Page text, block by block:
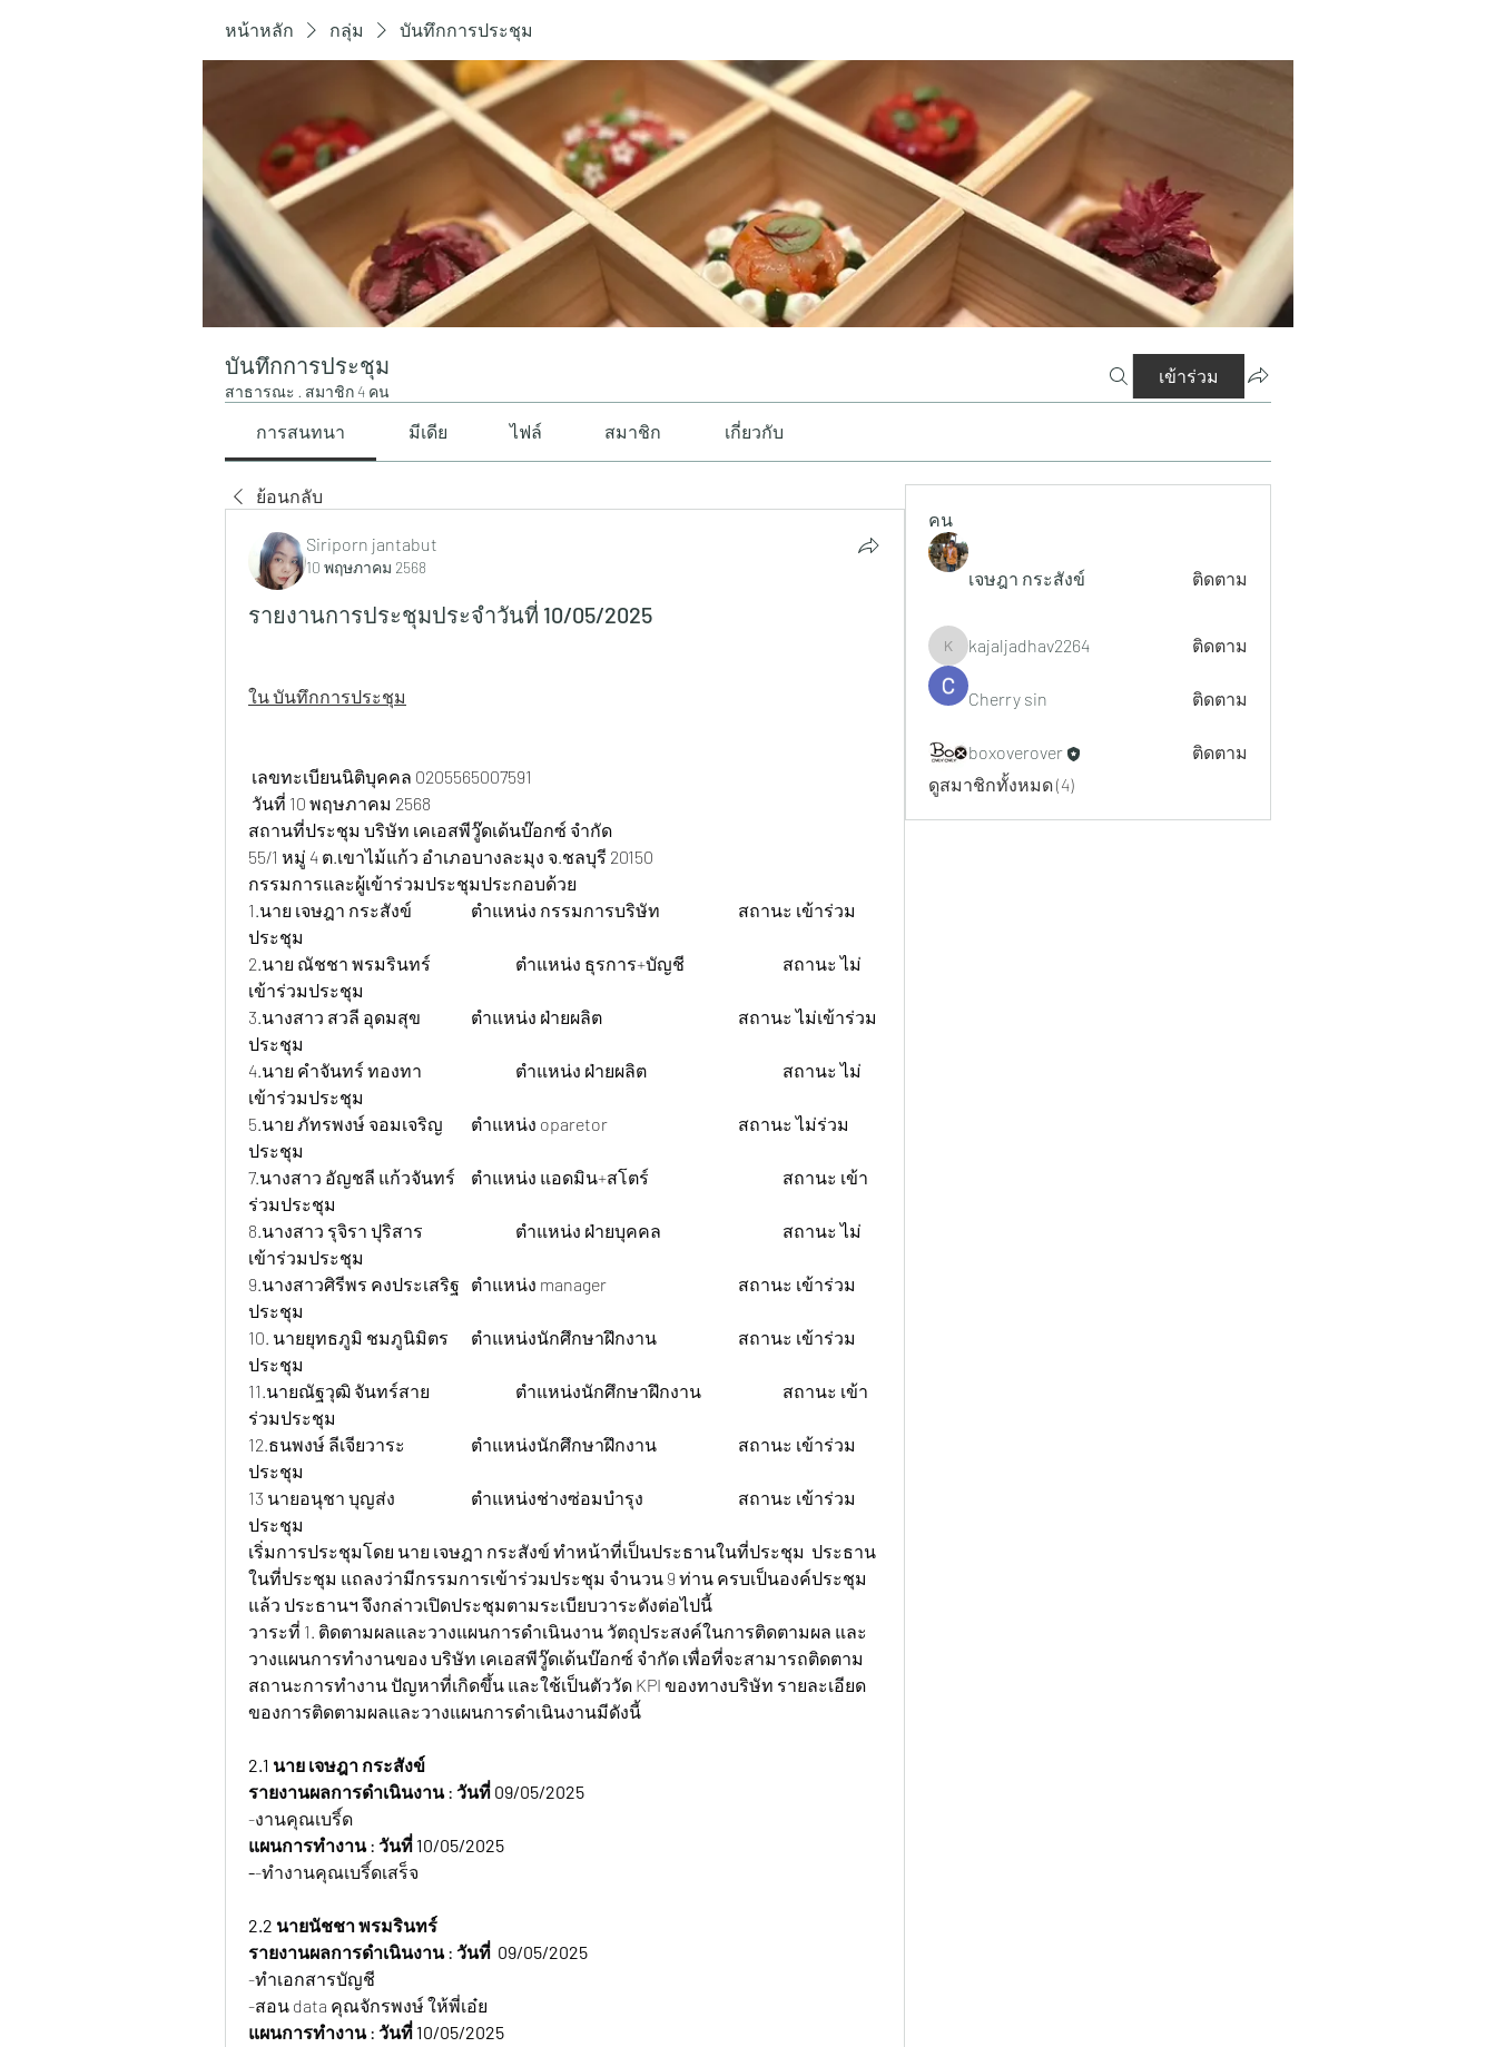
หน้าหลัก กลุ่ม บันทึกการประชุม
บันทึกการประชุม
สาธารณะ · สมาชิก 4 คน
เข้าร่วม
การสนทนา มีเดีย ไฟล์ สมาชิก เกี่ยวกับ
ย้อนกลับ
Siriporn jantabut
10 พฤษภาคม 2568
รายงานการประชุมประจำวันที่ 10/05/2025
ใน บันทึกการประชุม
เลขทะเบียนนิติบุคคล 0205565007591
วันที่ 10 พฤษภาคม 2568
สถานที่ประชุม บริษัท เคเอสพีวู๊ดเด้นบ๊อกซ์ จำกัด
55/1 หมู่ 4 ต.เขาไม้แก้ว อำเภอบางละมุง จ.ชลบุรี 20150
กรรมการและผู้เข้าร่วมประชุมประกอบด้วย
1.นาย เจษฎา กระสังข์ 		ตำแหน่ง กรรมการบริษัท 		สถานะ เข้าร่วม
ประชุม
2.นาย ณัชชา พรมรินทร์ 		ตำแหน่ง ธุรการ+บัญชี 			สถานะ ไม่
เข้าร่วมประชุม
3.นางสาว สวลี อุดมสุข 		ตำแหน่ง ฝ่ายผลิต 			สถานะ ไม่เข้าร่วม
ประชุม
4.นาย คำจันทร์ ทองทา 		ตำแหน่ง ฝ่ายผลิต 			สถานะ ไม่
เข้าร่วมประชุม
5.นาย ภัทรพงษ์ จอมเจริญ 	ตำแหน่ง oparetor 			สถานะ ไม่ร่วม
ประชุม
7.นางสาว อัญชลี แก้วจันทร์ 	ตำแหน่ง แอดมิน+สโตร์ 			สถานะ เข้า
ร่วมประชุม
8.นางสาว รุจิรา ปุริสาร 		ตำแหน่ง ฝ่ายบุคคล 			สถานะ ไม่
เข้าร่วมประชุม
9.นางสาวศิรีพร คงประเสริฐ 	ตำแหน่ง manager 			สถานะ เข้าร่วม
ประชุม
10. นายยุทธภูมิ ชมภูนิมิตร 	ตำแหน่งนักศึกษาฝึกงาน 		สถานะ เข้าร่วม
ประชุม
11.นายณัฐวุฒิ จันทร์สาย 		ตำแหน่งนักศึกษาฝึกงาน 		สถานะ เข้า
ร่วมประชุม
12.ธนพงษ์ ลีเจียวาระ 		ตำแหน่งนักศึกษาฝึกงาน 		สถานะ เข้าร่วม
ประชุม
ตำแหน่งช่างซ่อมบำรุง 			สถานะ เข้าร่วม
ประชุม
เริ่มการประชุมโดย นาย เจษฎา กระสังข์ ทำหน้าที่เป็นประธานในที่ประชุม  ประธาน
ในที่ประชุม แถลงว่ามีกรรมการเข้าร่วมประชุม จำนวน 9 ท่าน ครบเป็นองค์ประชุม
แล้ว ประธานฯ จึงกล่าวเปิดประชุมตามระเบียบวาระดังต่อไปนี้
วาระที่ 1. ติดตามผลและวางแผนการดำเนินงาน วัตถุประสงค์ในการติดตามผล และ
วางแผนการทำงานของ บริษัท เคเอสพีวู๊ดเด้นบ๊อกซ์ จำกัด เพื่อที่จะสามารถติดตาม
สถานะการทำงาน ปัญหาที่เกิดขึ้น และใช้เป็นตัววัด KPI ของทางบริษัท รายละเอียด
ของการติดตามผลและวางแผนการดำเนินงานมีดังนี้
2.1 นาย เจษฎา กระสังข์
รายงานผลการดำเนินงาน : วันที่ 09/05/2025
-งานคุณเบริ์ด
แผนการทำงาน : วันที่ 10/05/2025
--ทำงานคุณเบริ์ดเสร็จ
2.2 นายนัชชา พรมรินทร์
รายงานผลการดำเนินงาน : วันที่  09/05/2025
-ทำเอกสารบัญชี
-สอน data คุณจักรพงษ์ ให้พี่เอ๋ย
แผนการทำงาน : วันที่ 10/05/2025
คน
เจษฎา กระสังข์ ติดตาม
kajaljadhav2264
kajaljadhav2264 ติดตาม
Cherry sin ติดตาม
boxoverover
ติดตาม
ดูสมาชิกทั้งหมด (4)